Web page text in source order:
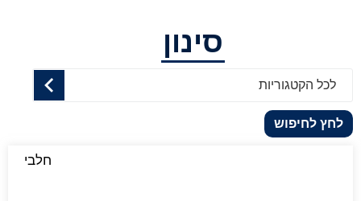
סינון
לכל הקטגוריות
לחץ לחיפוש
חלבי